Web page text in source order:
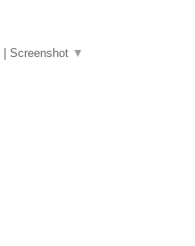
Screenshot ▼